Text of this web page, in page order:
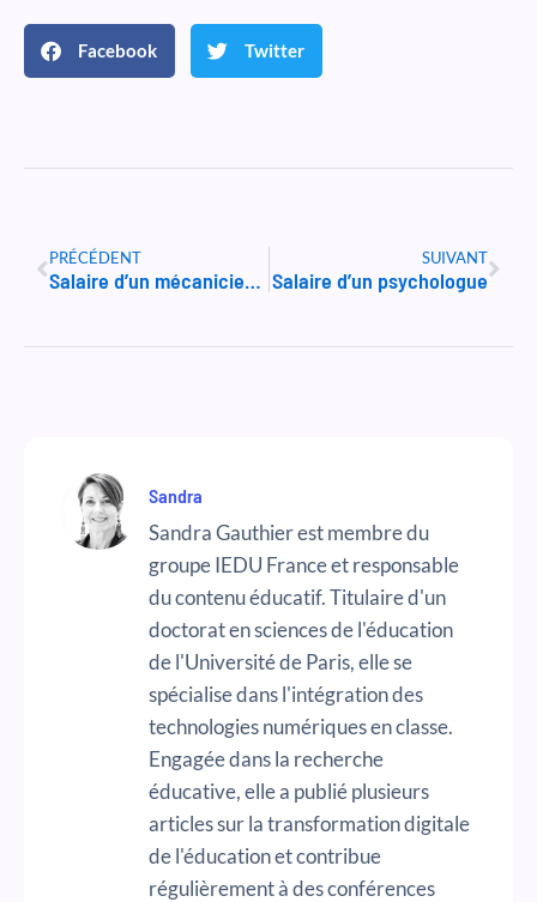
Facebook Twitter
Précédent
PRÉCÉDENT
Salaire d’un mécanicien ?
SUIVANT
Salaire d’un psychologue
Sandra
Sandra Gauthier est membre du
groupe IEDU France et responsable
du contenu éducatif. Titulaire d'un
doctorat en sciences de l'éducation
de l'Université de Paris, elle se
spécialise dans l'intégration des
technologies numériques en classe.
Engagée dans la recherche
éducative, elle a publié plusieurs
articles sur la transformation digitale
de l'éducation et contribue
régulièrement à des conférences